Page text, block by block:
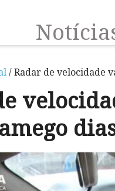
/ Radar de velocidade